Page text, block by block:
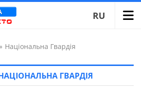
RU
Національна Гвардія
ГВАРДІЯ